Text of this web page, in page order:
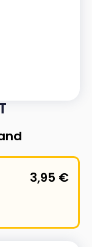
3,95 €